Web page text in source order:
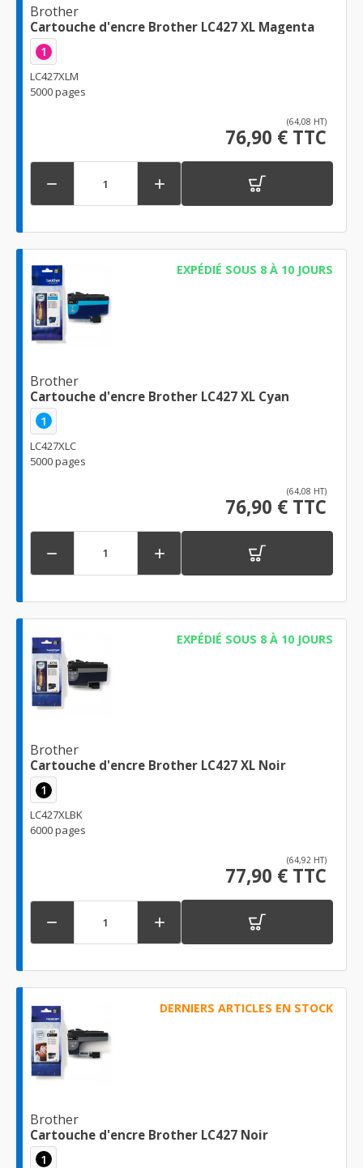
Brother
Cartouche d'encre Brother LC427 XL Magenta
1
LC427XLM
5000 pages
(64,08 HT)
76,90 € TTC
 
EXPÉDIÉ SOUS 8 À 10 JOURS
Brother
Cartouche d'encre Brother LC427 XL Cyan
1
LC427XLC
5000 pages
(64,08 HT)
76,90 € TTC
 
EXPÉDIÉ SOUS 8 À 10 JOURS
Brother
Cartouche d'encre Brother LC427 XL Noir
1
LC427XLBK
6000 pages
(64,92 HT)
77,90 € TTC
 
DERNIERS ARTICLES EN STOCK
Brother
Cartouche d'encre Brother LC427 Noir
1